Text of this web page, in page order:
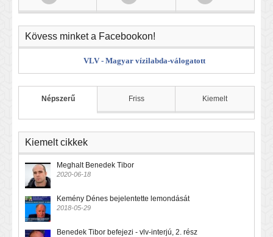
Kövess minket a Facebookon!
VLV - Magyar vízilabda-válogatott
Népszerű Friss Kiemelt
Kiemelt cikkek
Meghalt Benedek Tibor
2020-06-18
Kemény Dénes bejelentette lemondását
2018-05-29
Benedek Tibor befejezi - vlv-interjú, 2. rész